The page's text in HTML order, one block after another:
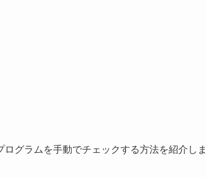
グラムを手動でチェックする方法を紹介しま